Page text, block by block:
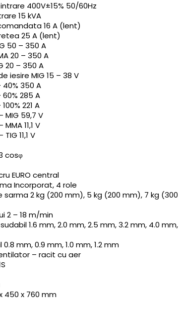
400V±15% 50/60Hz
15 kVA
16 A (lent)
25 A (lent)
50 – 350 A
20 – 350 A
20 – 350 A
iesire MIG 15 – 38 V
350 A
285 A
221 A
MIG 59,7 V
11,1 V
11,1 V
cosφ
EURO central
Incorporat, 4 role
2 kg (200 mm), 5 kg (200 mm), 7 kg (300
2 – 18 m/min
1.6 mm, 2.0 mm, 2.5 mm, 3.2 mm, 4.0 mm,
mm, 0.9 mm, 1.0 mm, 1.2 mm
– racit cu aer
450 x 760 mm